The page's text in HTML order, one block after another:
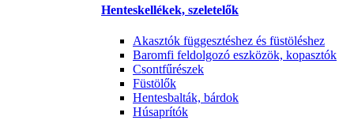
Henteskellékek, szeletelők
Akasztók függesztéshez és füstöléshez
Baromfi feldolgozó eszközök, kopasztók
Csontfűrészek
Füstölők
Hentesbalták, bárdok
Húsaprítók